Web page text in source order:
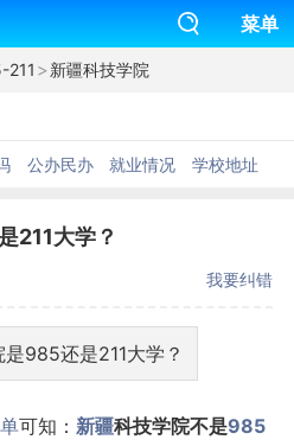
菜单
211 >新疆科技学院
公办民办 就业情况 学校地址
211大学？
我要纠错
可知： 新疆科技学院不是985